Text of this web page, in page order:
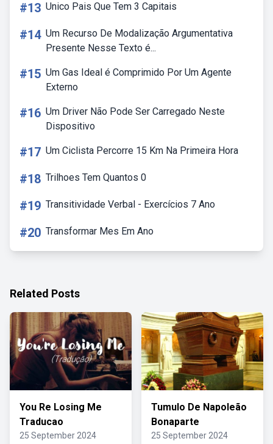
#13 Unico Pais Que Tem 3 Capitais
#14 Um Recurso De Modalização Argumentativa
Presente Nesse Texto é...
#15 Um Gas Ideal é Comprimido Por Um Agente
Externo
#16 Um Driver Não Pode Ser Carregado Neste
Dispositivo
#17 Um Ciclista Percorre 15 Km Na Primeira Hora
#18 Trilhoes Tem Quantos 0
#19 Transitividade Verbal - Exercícios 7 Ano
#20 Transformar Mes Em Ano
Related Posts
You Re Losing Me
Traducao
25 September 2024
Tumulo De Napoleão
Bonaparte
25 September 2024